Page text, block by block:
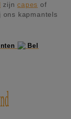
zijncapes of
ons kapmantels
Bel